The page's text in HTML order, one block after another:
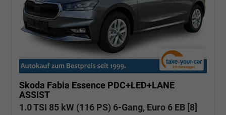
Skoda Fabia Essence PDC+LED+LANE
ASSIST
1.0 TSI 85 kW (116 PS) 6-Gang, Euro 6 EB [8]